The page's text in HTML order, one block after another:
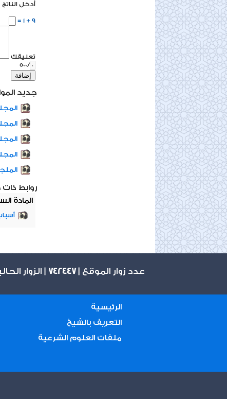
أدخل الناتج
9 + 1 =
تعليقك
/500
إضافة
جديد
روابط
المادة
عدد زوار الموقع ||742447 || الزوار
الرئيسية
التعريف بالشيخ
ملفات العلوم الشرعية